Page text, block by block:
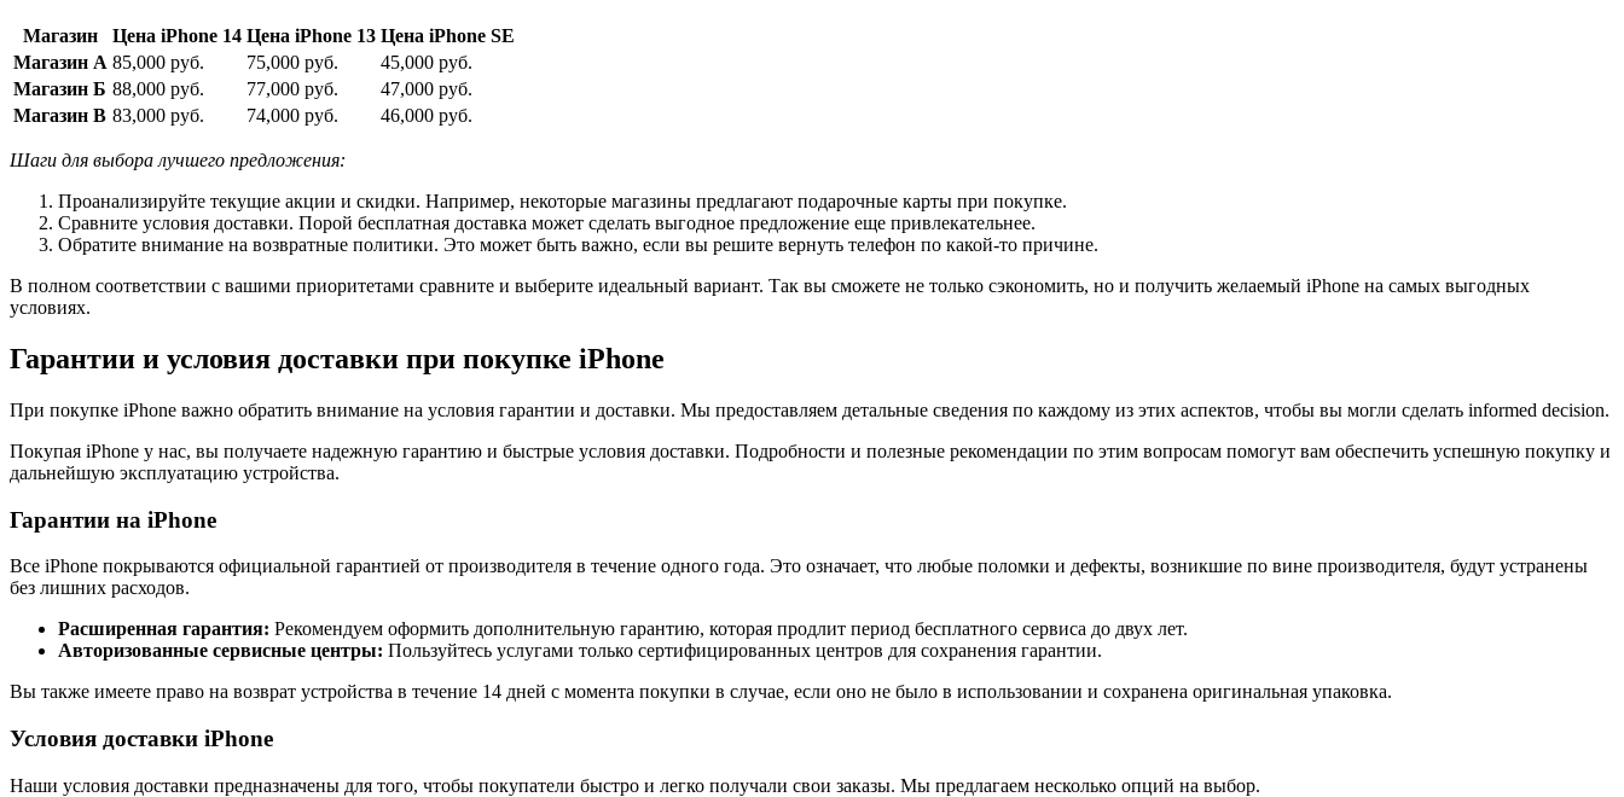
Магазин Цена iPhone 14 Цена iPhone 13 Цена iPhone SE
Магазин А 85,000 руб. 75,000 руб.
45,000 руб.
Магазин Б 88,000 руб. 77,000 руб.
47,000 руб.
Магазин В 83,000 руб. 74,000 руб. 46,000 руб.
Шаги для выбора лучшего предложения:
Проанализируйте текущие акции и скидки. Например, некоторые магазины предлагают подарочные карты при покупке.
Сравните условия доставки. Порой бесплатная доставка может сделать выгодное предложение еще привлекательнее.
Обратите внимание на возвратные политики. Это может быть важно, если вы решите вернуть телефон по какой-то причине.
В полном соответствии с вашими приоритетами сравните и выберите идеальный вариант. Так вы сможете не только сэкономить, но и получить желаемый iPhone на самых выгодных
условиях.
Гарантии и условия доставки при покупке iPhone
При покупке iPhone важно обратить внимание на условия гарантии и доставки. Мы предоставляем детальные сведения по каждому из этих аспектов, чтобы вы могли сделать informed decision.
Покупая iPhone у нас, вы получаете надежную гарантию и быстрые условия доставки. Подробности и полезные рекомендации по этим вопросам помогут вам обеспечить успешную покупку и
дальнейшую эксплуатацию устройства.
Гарантии на iPhone
Все iPhone покрываются официальной гарантией от производителя в течение одного года. Это означает, что любые поломки и дефекты, возникшие по вине производителя, будут устранены
без лишних расходов.
Расширенная гарантия: Рекомендуем оформить дополнительную гарантию, которая продлит период бесплатного сервиса до двух лет.
Авторизованные сервисные центры: Пользуйтесь услугами только сертифицированных центров для сохранения гарантии.
Вы также имеете право на возврат устройства в течение 14 дней с момента покупки в случае, если оно не было в использовании и сохранена оригинальная упаковка.
Условия доставки iPhone
Наши условия доставки предназначены для того, чтобы покупатели быстро и легко получали свои заказы. Мы предлагаем несколько опций на выбор.